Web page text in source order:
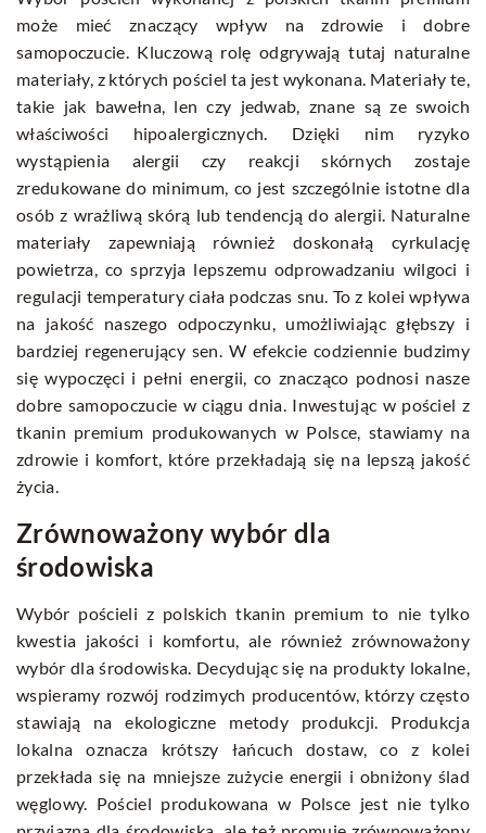
może mieć znaczący wpływ na zdrowie i dobre
samopoczucie. Kluczową rolę odgrywają tutaj naturalne
materiały, z których pościel ta jest wykonana. Materiały te,
takie jak bawełna, len czy jedwab, znane są ze swoich
właściwości hipoalergicznych. Dzięki nim ryzyko
wystąpienia alergii czy reakcji skórnych zostaje
zredukowane do minimum, co jest szczególnie istotne dla
osób z wrażliwą skórą lub tendencją do alergii. Naturalne
materiały zapewniają również doskonałą cyrkulację
powietrza, co sprzyja lepszemu odprowadzaniu wilgoci i
regulacji temperatury ciała podczas snu. To z kolei wpływa
na jakość naszego odpoczynku, umożliwiając głębszy i
bardziej regenerujący sen. W efekcie codziennie budzimy
się wypoczęci i pełni energii, co znacząco podnosi nasze
dobre samopoczucie w ciągu dnia. Inwestując w pościel z
tkanin premium produkowanych w Polsce, stawiamy na
zdrowie i komfort, które przekładają się na lepszą jakość
życia.
Zrównoważony wybór dla
środowiska
Wybór pościeli z polskich tkanin premium to nie tylko
kwestia jakości i komfortu, ale również zrównoważony
wybór dla środowiska. Decydując się na produkty lokalne,
wspieramy rozwój rodzimych producentów, którzy często
stawiają na ekologiczne metody produkcji. Produkcja
lokalna oznacza krótszy łańcuch dostaw, co z kolei
przekłada się na mniejsze zużycie energii i obniżony ślad
węglowy. Pościel produkowana w Polsce jest nie tylko